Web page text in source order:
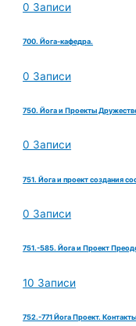
0 Записи
700. Йога-кафедра.
0 Записи
750. Йога и Проекты
0 Записи
751. Йога и проект создания
0 Записи
751.-585. Йога и Проект
10 Записи
752.-771 Йога Проект.